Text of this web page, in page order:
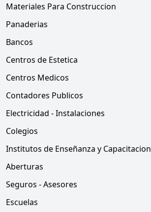
Materiales Para Construccion
Panaderias
Bancos
Centros de Estetica
Centros Medicos
Contadores Publicos
Electricidad - Instalaciones
Colegios
Institutos de Enseñanza y Capacitacion
Aberturas
Seguros - Asesores
Escuelas